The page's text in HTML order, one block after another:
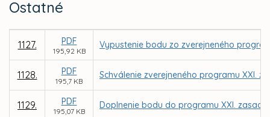
Ostatné
1127. PDF
195,92 KB
Vypustenie bodu zo zverejneného
1128. PDF
195,7 KB
Schválenie zverejneného programu XXI.
1129. PDF
195,07 KB
Doplnenie bodu do programu XXI.